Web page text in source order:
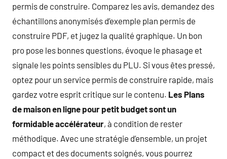
permis de construire. Comparez les avis, demandez des
échantillons anonymisés d’exemple plan permis de
construire PDF, et jugez la qualité graphique. Un bon
pro pose les bonnes questions, évoque le phasage et
signale les points sensibles du PLU. Si vous êtes pressé,
optez pour un service permis de construire rapide, mais
gardez votre esprit critique sur le contenu. Les Plans
de maison en ligne pour petit budget sont un
formidable accélérateur, à condition de rester
méthodique. Avec une stratégie d’ensemble, un projet
compact et des documents soignés, vous pourrez